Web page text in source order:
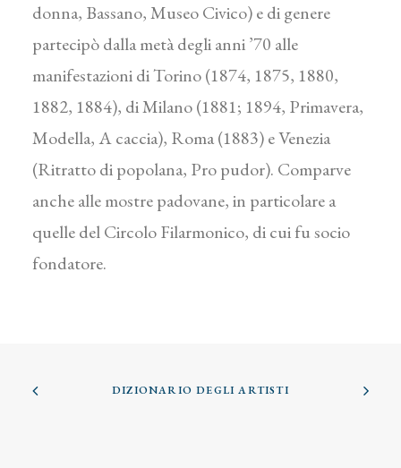
donna, Bassano, Museo Civico) e di genere
partecipò dalla metà degli anni ’70 alle
manifestazioni di Torino (1874, 1875, 1880,
1882, 1884), di Milano (1881; 1894, Primavera,
Modella, A caccia), Roma (1883) e Venezia
(Ritratto di popolana, Pro pudor). Comparve
anche alle mostre padovane, in particolare a
quelle del Circolo Filarmonico, di cui fu socio
fondatore.
DIZIONARIO DEGLI ARTISTI